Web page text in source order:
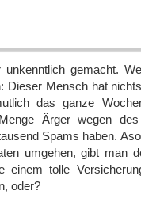
gemacht.
Dieser Mensch hat
das ganze
Ärger wegen
Spams haben.
umgehen, gibt man
einem tolle
oder?